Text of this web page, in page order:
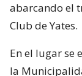
abarcando el
Club de Yates.
En el lugar se
la